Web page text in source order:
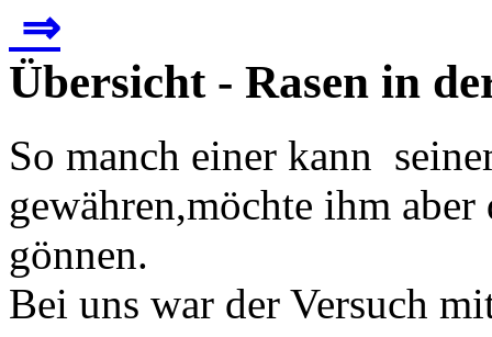
⇒
Übersicht - Rasen in
So manch einer kann
gewähren,möchte ihm
gönnen.
Bei uns war der Versuch